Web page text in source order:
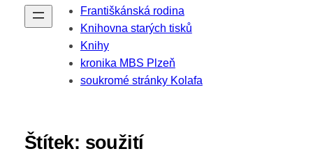
Františkánská rodina
Knihovna starých tisků
Knihy
kronika MBS Plzeň
soukromé stránky Kolafa
Štítek: soužití